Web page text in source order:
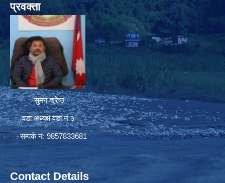
प्रवक्ता
सुमन श्रेष्ठ
वडा अध्यक्ष वडा नं ३
सम्पर्क नं: 9857833681
Contact Details